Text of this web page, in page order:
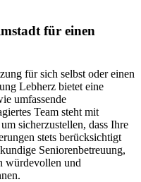
für einen
für sich selbst oder einen
Lebherz bietet eine
umfassende
Team steht mit
sicherzustellen, dass Ihre
stets berücksichtigt
Seniorenbetreuung,
würdevollen und